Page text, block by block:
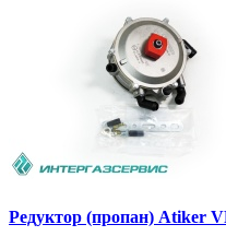
Редуктор (пропан) Atiker